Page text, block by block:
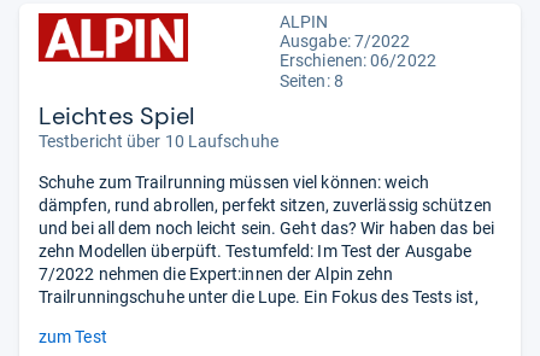
ALPIN
Ausgabe: 7/2022
Erschienen: 06/2022
Seiten: 8
Leichtes Spiel
Testbericht über 10 Laufschuhe
Schuhe zum Trailrunning müssen viel können: weich
dämpfen, rund abrollen, perfekt sitzen, zuverlässig schützen
und bei all dem noch leicht sein. Geht das? Wir haben das bei
zehn Modellen überpüft. Testumfeld: Im Test der Ausgabe
7/2022 nehmen die Expert:innen der Alpin zehn
Trailrunningschuhe unter die Lupe. Ein Fokus des Tests ist,
zum Test